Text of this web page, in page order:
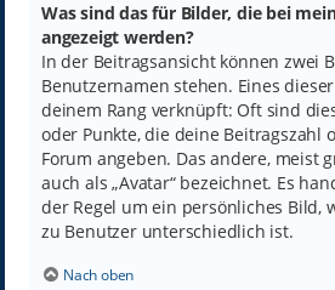
Was sind das für Bilder, die bei
angezeigt werden?
In der Beitragsansicht können zwei
Benutzernamen stehen. Eines
deinem Rang verknüpft: Oft sind
oder Punkte, die deine Beitragszahl
Forum angeben. Das andere, meist
auch als „Avatar“ bezeichnet. Es
der Regel um ein persönliches Bild,
zu Benutzer unterschiedlich ist.
Nach oben